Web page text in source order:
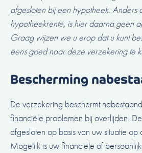
afgesloten bij een hypotheek. Anders
hypotheekrente, is hier daarna geen
Graag wijzen we u erop dat u kunt
eens goed naar deze verzekering te
Bescherming
De verzekering beschermt
financiële problemen bij overlijden.
afgesloten op basis van uw situatie op
Mogelijk is uw financiële of